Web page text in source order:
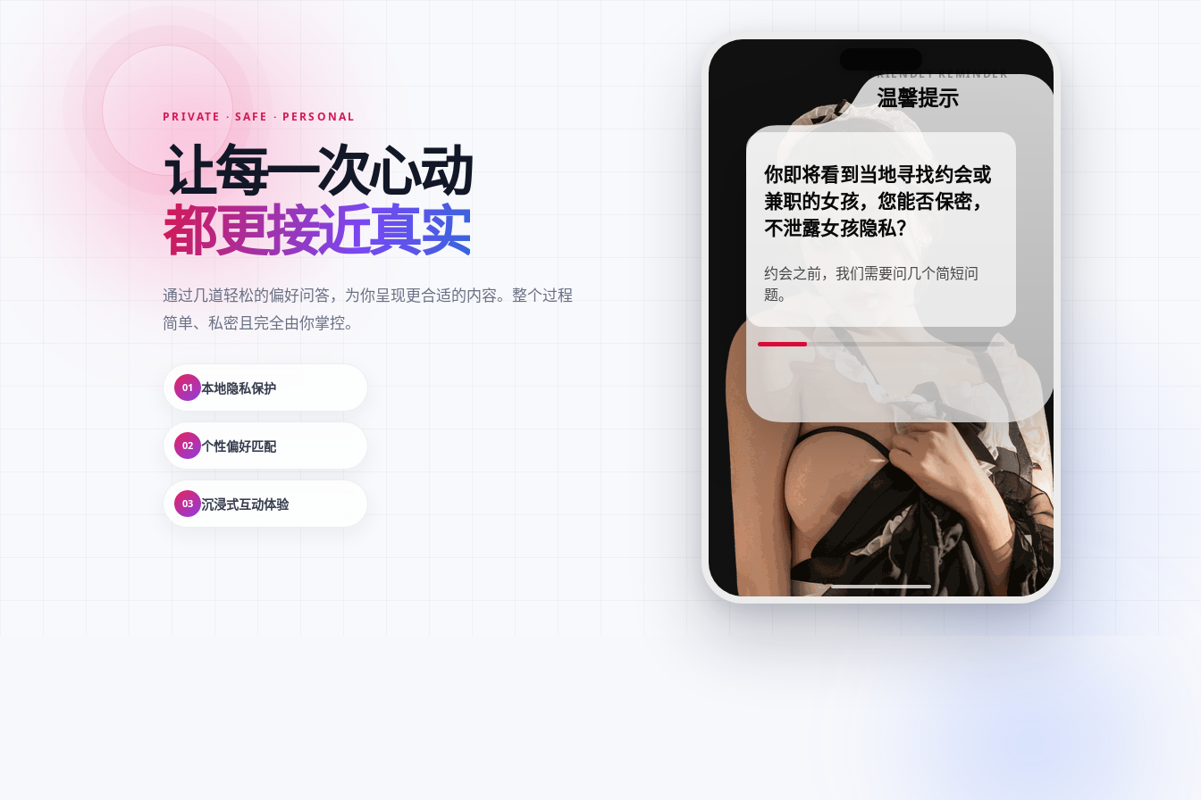
PRIVATE · SAFE · PERSONAL
让每一次心动
都更接近真实
通过几道轻松的偏好问答，为你呈现更合适的内容。整个过程
简单、私密且完全由你掌控。
01 本地隐私保护
02 个性偏好匹配
03 沉浸式互动体验
FRIENDLY REMINDER
温馨提示
你即将看到当地寻找约会或
兼职的女孩，您能否保密，
不泄露女孩隐私？
约会之前，我们需要问几个简短问
题。